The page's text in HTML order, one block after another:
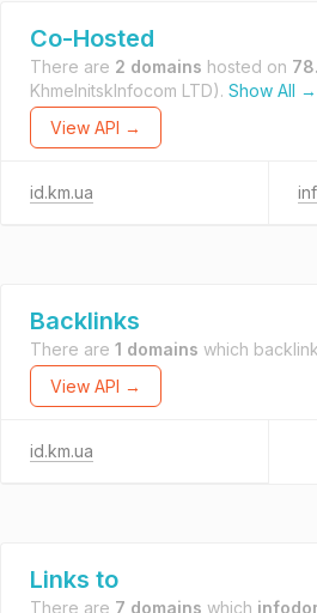
Co-Hosted
There are 2 domains hosted on
KhmelnitskInfocom LTD). Show All →
View API →
id.km.ua
Backlinks
There are 1 domains which
View API →
id.km.ua
Links to
There are 7 domains which